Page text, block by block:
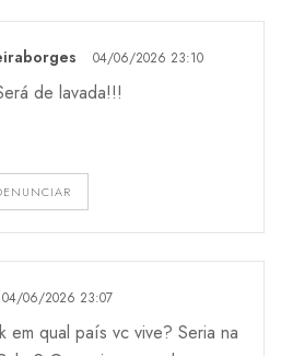
04/06/2026 23:10
de lavada!!!
04/06/2026 23:07
em qual país vc vive? Seria na